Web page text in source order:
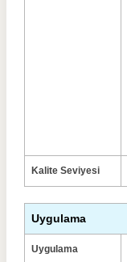
Kalite Seviyesi
Uygulama
Uygulama